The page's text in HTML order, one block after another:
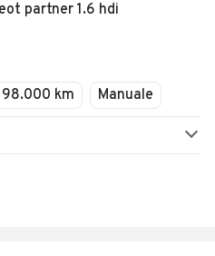
partner 1.6 hdi
98.000 km Manuale